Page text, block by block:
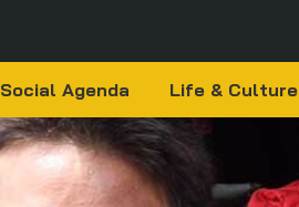
Social Agenda Life & Culture